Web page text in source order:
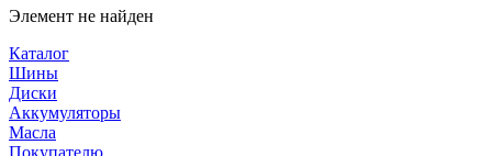
Элемент не найден
Каталог
Шины
Диски
Аккумуляторы
Масла
Покупателю